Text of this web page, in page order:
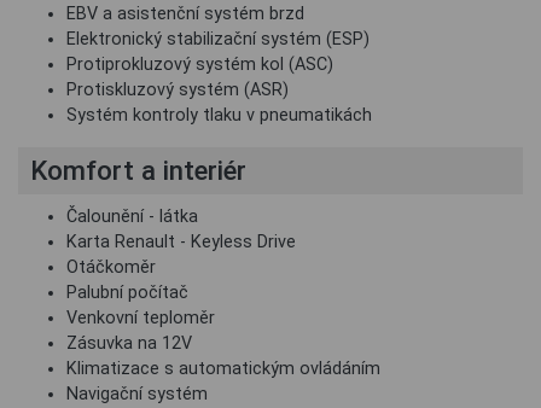
EBV a asistenční systém brzd
Elektronický stabilizační systém (ESP)
Protiprokluzový systém kol (ASC)
Protiskluzový systém (ASR)
Systém kontroly tlaku v pneumatikách
Komfort a interiér
Čalounění - látka
Karta Renault - Keyless Drive
Otáčkoměr
Palubní počítač
Venkovní teploměr
Zásuvka na 12V
Klimatizace s automatickým ovládáním
Navigační systém